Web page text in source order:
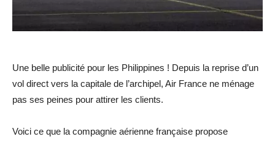
Une belle publicité pour les Philippines ! Depuis la reprise d’un
vol direct vers la capitale de l’archipel, Air France ne ménage
pas ses peines pour attirer les clients.
Voici ce que la compagnie aérienne française propose